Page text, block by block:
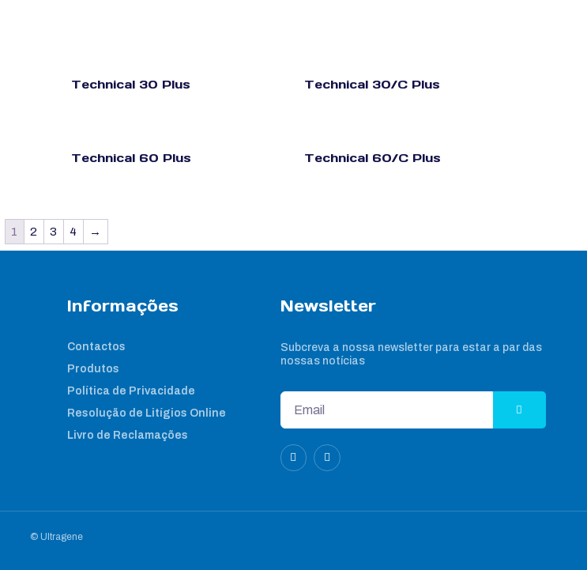
Technical 30 Plus Technical 30/C Plus
Technical 60 Plus Technical 60/C Plus
1 2 3 4 →
Informações
Contactos
Produtos
Política de Privacidade
Resolução de Litígios Online
Livro de Reclamações
Newsletter
Subcreva a nossa newsletter para estar a par das
nossas notícias
© Ultragene